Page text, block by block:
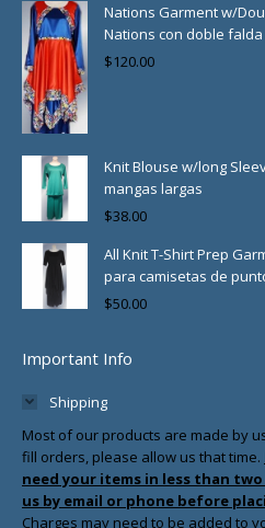
Nations Garment w/
Nations con doble
$120.00
Knit Blouse w/long
mangas largas
$38.00
All Knit T-Shirt Prep
para camisetas de
$50.00
Important Info
Shipping
Most of our products are made by
fill orders, please allow us that time.
need your items in less than
us by email or phone before
Charges may need to be added to